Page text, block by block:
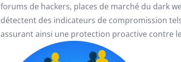
forums de hackers, places de marché du dark
détectent des indicateurs de compromission
assurant ainsi une protection proactive contre